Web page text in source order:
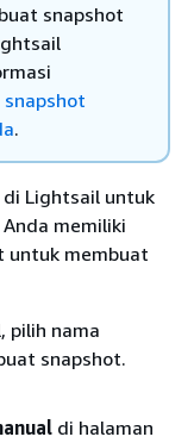
snapshot
.
Lightsail untuk
memiliki
untuk membuat
pilih nama
snapshot.
di halaman